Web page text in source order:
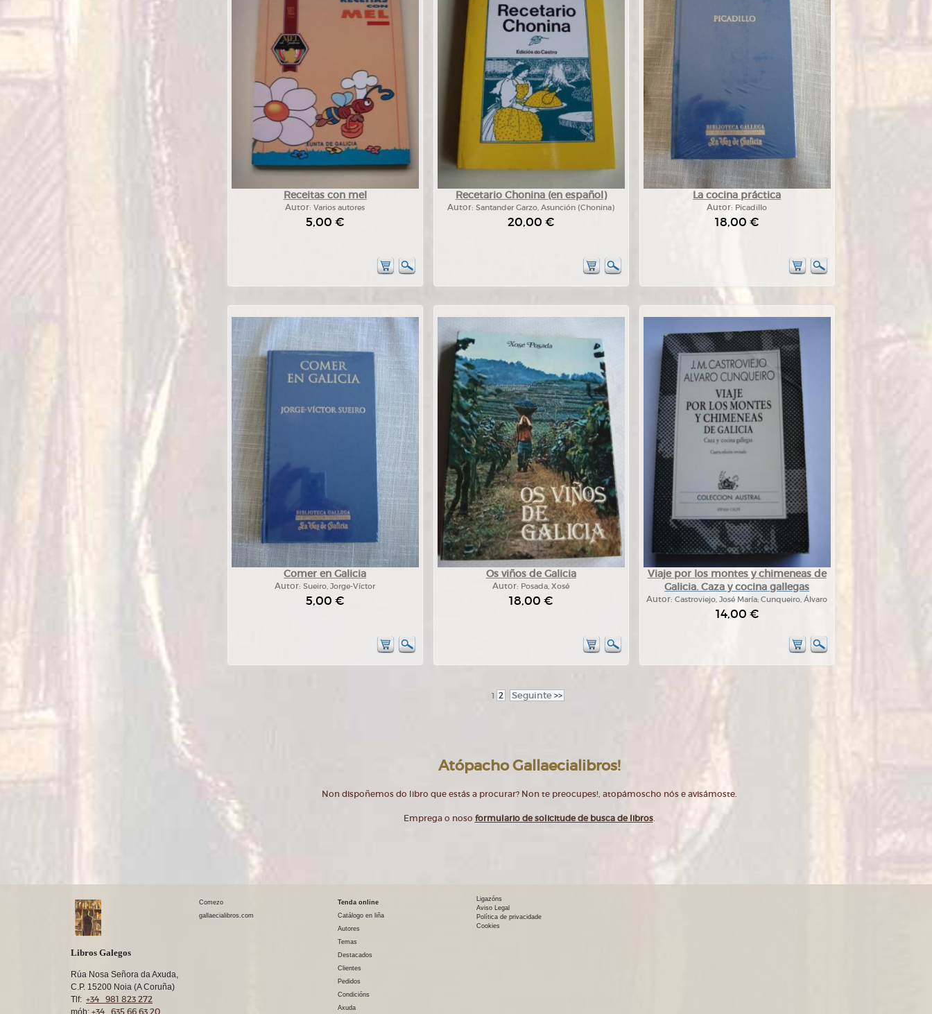
Receitas con mel
Autor:Varios autores
5,00 €
Recetario Chonina (en español)
Autor:Santander Garzo, Asunción (Chonina)
20,00 €
La cocina práctica
Autor: Picadillo
18,00 €
Comer en Galicia
Autor:Sueiro, Jorge-Víctor
5,00 €
Os viños de Galicia
Autor: Posada, Xosé
18,00 €
Viaje por los montes y chimeneas de
Galicia. Caza y cocina gallegas
Autor:Castroviejo, José María; Cunqueiro, Álvaro
14,00 €
1 2 Seguinte >>
Atópacho Gallaecialibros!
Non dispoñemos do libro que estás a procurar? Non te preocupes!, atopámoscho nós e avisámoste.
Emprega o noso formulario de solicitude de busca de libros.
Libros Galegos
Rúa Nosa Señora da Axuda,
C.P. 15200 Noia (A Coruña)
Tlf: +34 981 823 272
mób: +34 635 66 63 20
Comezo
gallaecialibros.com
Tenda online
Catálogo en liña
Autores
Temas
Destacados
Clientes
Pedidos
Condicións
Axuda
Ligazóns
Aviso Legal
Política de privacidade
Cookies